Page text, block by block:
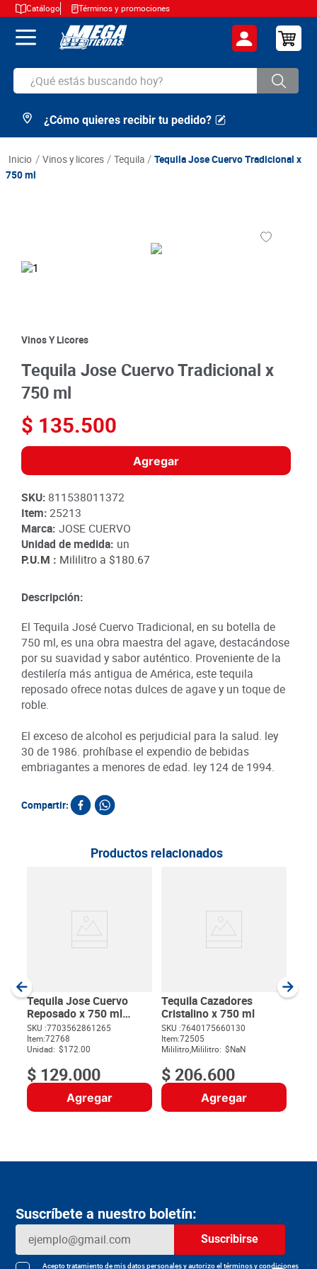
Catálogo Términos y promociones
¿Qué estás buscando hoy?
TÉRMINOS MÁS BUSCADOS
9
queso
10. papa
¿Cómo quieres recibir tu pedido?
vinos y licores tequila
Tequila Jose Cuervo Tradicional x
750 ml
Vinos Y Licores
Tequila Jose Cuervo Tradicional x
750 ml
$ 135.500
Agregar
SKU: 811538011372
Item:25213
Marca: JOSE CUERVO
Unidad de medida: un
P.U.M : Mililitro a $180.67
Descripción:
El Tequila José Cuervo Tradicional, en su botella de
750 ml, es una obra maestra del agave, destacándose
por su suavidad y sabor auténtico. Proveniente de la
destilería más antigua de América, este tequila
reposado ofrece notas dulces de agave y un toque de
roble.
El exceso de alcohol es perjudicial para la salud. ley
30 de 1986. prohíbase el expendio de bebidas
embriagantes a menores de edad. ley 124 de 1994.
Compartir:
Productos relacionados
Tequila Jose Cuervo
Reposado x 750 ml
gratis 2 Copas
SKU :7703562861265
Item:72768
Unidad: $172.00
$ 129.000
Agregar
Tequila Cazadores
Cristalino x 750 ml
SKU :7640175660130
Item:72505
Mililitro,Mililitro: $NaN
$ 206.600
Agregar
Suscríbete a nuestro boletín:
Suscribirse
Aceptotratamiento de mis datos personalesy autorizo eltérminos y condiciones